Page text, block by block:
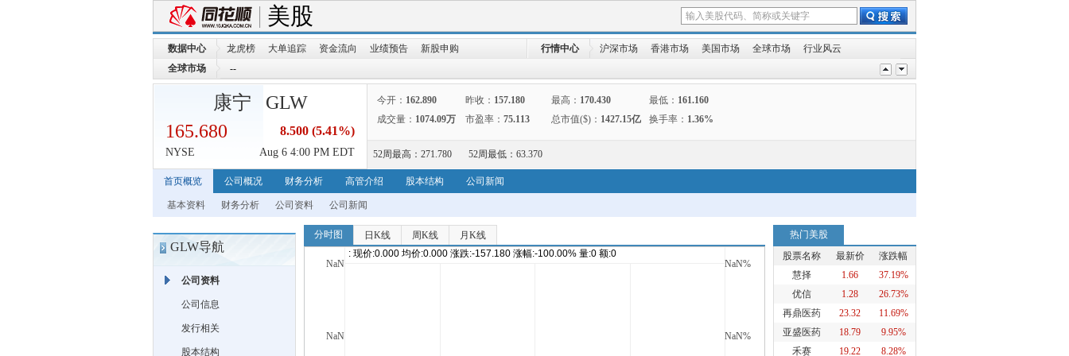
美股
数据中心 龙虎榜 大单追踪 资金流向 业绩预告 新股申购 行情中心 沪深市场 香港市场 美国市场 全球市场
行业风云
全球市场
--
康宁 GLW
165.680
8.500 (5.41%)
NYSE Aug 6 4:00 PM EDT
今开： 162.890 昨收： 157.180 最高： 170.430 最低： 161.160
成交量： 1074.09万 市盈率： 75.113 总市值($)： 1427.15亿 换手率： 1.36%
52周最高： 271.780 52周最低： 63.370
首页概览 公司概况 财务分析 高管介绍 股本结构 公司新闻
基本资料 财务分析 公司资料 公司新闻
热门美股
股票名称
最新价
涨跌幅
慧择
1.66
37.19%
优信
1.28
26.73%
再鼎医药
23.32
11.69%
亚盛医药
18.79
9.95%
禾赛
19.22 8.28%
GLW导航
公司资料
公司信息
发行相关
股本结构